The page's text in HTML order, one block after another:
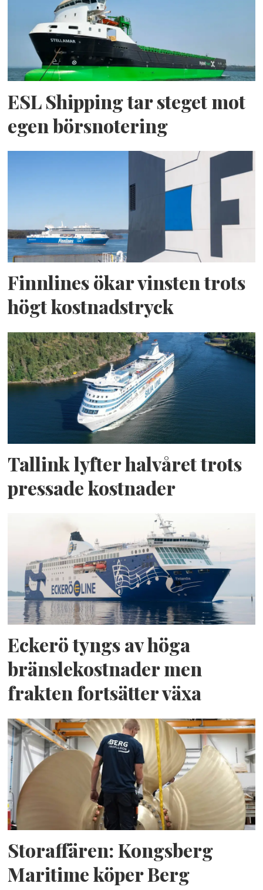
ESL Shipping tar steget mot
egen börsnotering
Finnlines ökar vinsten trots
högt kostnadstryck
Tallink lyfter halvåret trots
pressade kostnader
Eckerö tyngs av höga
bränslekostnader men
frakten fortsätter växa
Storaffären: Kongsberg
Maritime köper Berg